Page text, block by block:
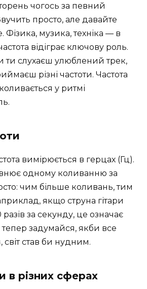
чогось за певний
просто, але давайте
музика, техніка — в
відіграє ключову роль.
ти слухаєш улюблений трек,
різні частоти. Частота
у ритмі
вимірюється в герцах (Гц).
одному коливанню за
чим більше коливань, тим
якщо струна гітари
за секунду, це означає
тепер задумайся, якби все
став би нудним.
в різних сферах